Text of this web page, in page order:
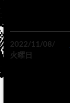
2022/11/08/
火曜日